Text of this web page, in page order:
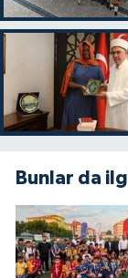
Bunlar da
İzmir
Karabük
Kars